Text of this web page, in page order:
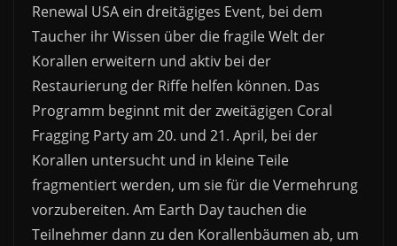
Renewal USA ein dreitägiges Event, bei dem
Taucher ihr Wissen über die fragile Welt der
Korallen erweitern und aktiv bei der
Restaurierung der Riffe helfen können. Das
Programm beginnt mit der zweitägigen Coral
Fragging Party am 20. und 21. April, bei der
Korallen untersucht und in kleine Teile
fragmentiert werden, um sie für die Vermehrung
vorzubereiten. Am Earth Day tauchen die
Teilnehmer dann zu den Korallenbäumen ab, um